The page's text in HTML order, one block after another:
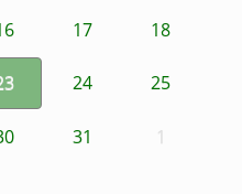
17 18
24 25
31 1